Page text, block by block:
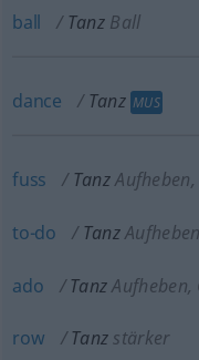
ball Tanz Ball
dance Tanz MUS
fuss TanzAufheben,
to-do Tanz
ado Tanz Aufheben,
row Tanz stärker